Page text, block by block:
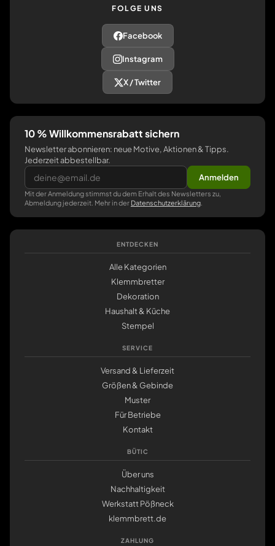
FOLGE UNS
Facebook
Instagram
X / Twitter
10 % Willkommensrabatt sichern
Newsletter abonnieren: neue Motive, Aktionen & Tipps.
Jederzeit abbestellbar.
Anmelden
Mit der Anmeldung stimmst du dem Erhalt des Newsletters zu,
Abmeldung jederzeit. Mehr in der Datenschutzerklärung
ENTDECKEN
Alle Kategorien
Klemmbretter
Dekoration
Haushalt & Küche
Stempel
SERVICE
Versand & Lieferzeit
Größen & Gebinde
Muster
Für Betriebe
Kontakt
BÜTIC
Über uns
Nachhaltigkeit
Werkstatt Pößneck
klemmbrett.de
ZAHLUNG